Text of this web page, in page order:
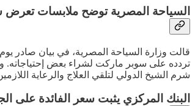
السياحة المصرية توضح ملابسات
قالت وزارة السياحة المصرية، في بيان صادر
تردده على سوبر ماركت لشراء بعض إحتياجاته.
شرم الشيخ الدولي لتلقي العلاج والرعاية
البنك المركزي يثبت سعر الفائدة على